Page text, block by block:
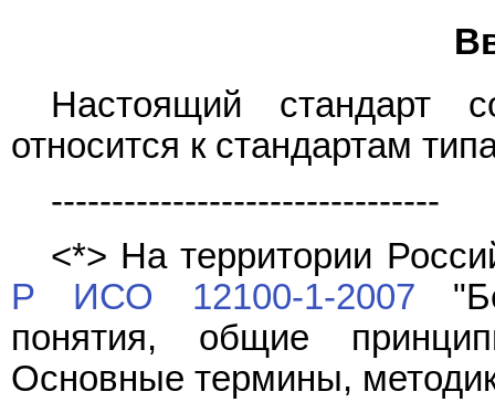
Настоящий стандарт
относится к стандартам
--------------------------------
<*> На территории
Р ИСО 12100-1-2007
понятия, общие
Основные термины,